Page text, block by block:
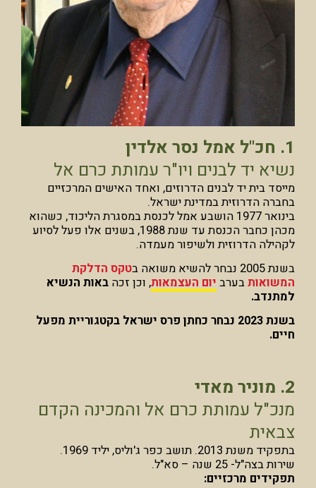
1. חכ"ל אמל נסר אלדין
נשיא יד לבנים ויו"ר עמותת כרם אל
מייסד בית יד לבנים הדרוזים, ואחד האישים המרכזיים
בחברה הדרוזית במדינת ישראל.
בינואר 1977 הושבע אמל לכנסת במסגרת הליכוד, כשהוא
מכהן כחבר הכנסת עד שנת 1988, בשנים אלו פעל לסיוע
לקהילה הדרוזית ולשיפור מעמדה.
בשנת 2005 נבחר להשיא משואה ב
טקס הדלקת
המשואותבערביום העצמאות, וכן זכהבאות הנשיא
למתנדב.
בשנת 2023 נבחר כחתן פרס ישראל בקטגוריית מפעל
חיים.
2. מוניר מאדי
מנכ"ל עמותת כרם אל והמכינה הקדם
צבאית
בתפקיד משנת 2013. תושב כפר ג'וליס, יליד 1969.
שירות בצה"ל- 25 שנה – סא"ל.
תפקידים מרכזיים: